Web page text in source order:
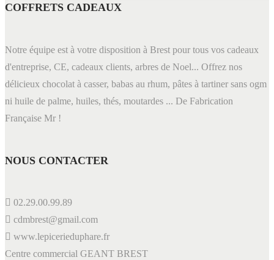
COFFRETS CADEAUX
Notre équipe est à votre disposition à Brest pour tous vos cadeaux
d'entreprise, CE, cadeaux clients, arbres de Noel... Offrez nos
délicieux chocolat à casser, babas au rhum, pâtes à tartiner sans ogm
ni huile de palme, huiles, thés, moutardes ... De Fabrication
Française Mr !
NOUS CONTACTER
02.29.00.99.89
cdmbrest@gmail.com
www.lepicerieduphare.fr
Centre commercial GEANT BREST